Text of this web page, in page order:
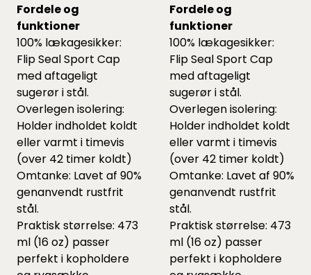
Fordele og
funktioner
100% lækagesikker:
Flip Seal Sport Cap
med aftageligt
sugerør i stål.
Overlegen isolering:
Holder indholdet koldt
eller varmt i timevis
(over 42 timer koldt)
Omtanke: Lavet af 90%
genanvendt rustfrit
stål.
Praktisk størrelse: 473
ml (16 oz) passer
perfekt i kopholdere
Fordele og
funktioner
100% lækagesikker:
Flip Seal Sport Cap
med aftageligt
sugerør i stål.
Overlegen isolering:
Holder indholdet koldt
eller varmt i timevis
(over 42 timer koldt)
Omtanke: Lavet af 90%
genanvendt rustfrit
stål.
Praktisk størrelse: 473
ml (16 oz) passer
perfekt i kopholdere